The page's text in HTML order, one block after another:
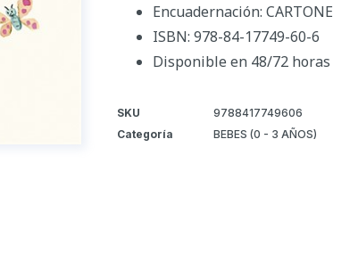
Encuadernación: CARTONE
ISBN: 978-84-17749-60-6
Disponible en 48/72 horas
SKU
9788417749606
Categoría
BEBES (0 - 3 AÑOS)